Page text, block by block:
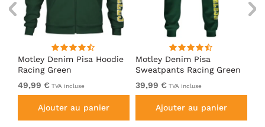
Motley Denim Pisa Hoodie
Racing Green
49,99 € TVA incluse
Ajouter au panier
Motley Denim Pisa
Sweatpants Racing Green
39,99 € TVA incluse
Ajouter au panier